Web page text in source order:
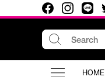
HOME